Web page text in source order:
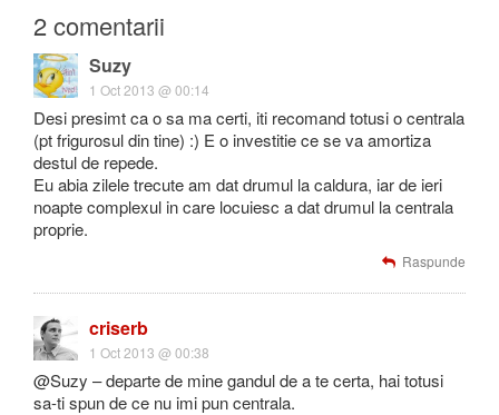
2 comentarii
Suzy
1 Oct 2013 @ 00:14
Desi presimt ca o sa ma certi, iti recomand totusi o centrala
(pt frigurosul din tine) :) E o investitie ce se va amortiza
destul de repede.
Eu abia zilele trecute am dat drumul la caldura, iar de ieri
noapte complexul in care locuiesc a dat drumul la centrala
proprie.
Raspunde
criserb
1 Oct 2013 @ 00:38
@Suzy – departe de mine gandul de a te certa, hai totusi
sa-ti spun de ce nu imi pun centrala.